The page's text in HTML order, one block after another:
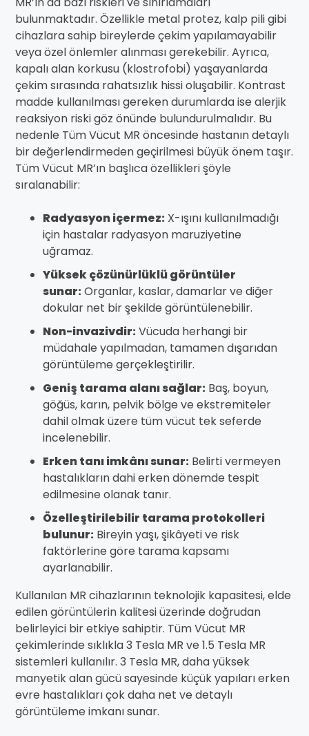
bulunmaktadır. Özellikle metal protez, kalp pili gibi
cihazlara sahip bireylerde çekim yapılamayabilir
veya özel önlemler alınması gerekebilir. Ayrıca,
kapalı alan korkusu (klostrofobi) yaşayanlarda
çekim sırasında rahatsızlık hissi oluşabilir. Kontrast
madde kullanılması gereken durumlarda ise alerjik
reaksiyon riski göz önünde bulundurulmalıdır. Bu
nedenle Tüm Vücut MR öncesinde hastanın detaylı
bir değerlendirmeden geçirilmesi büyük önem taşır.
Tüm Vücut MR’ın başlıca özellikleri şöyle
sıralanabilir:
Radyasyon içermez: X-ışını kullanılmadığı
için hastalar radyasyon maruziyetine
uğramaz.
Yüksek çözünürlüklü görüntüler
sunar:Organlar, kaslar, damarlar ve diğer
dokular net bir şekilde görüntülenebilir.
Non-invazivdir:Vücuda herhangi bir
müdahale yapılmadan, tamamen dışarıdan
görüntüleme gerçekleştirilir.
Geniş tarama alanı sağlar: Baş, boyun,
göğüs, karın, pelvik bölge ve ekstremiteler
dahil olmak üzere tüm vücut tek seferde
incelenebilir.
Erken tanı imkânı sunar: Belirti vermeyen
hastalıkların dahi erken dönemde tespit
edilmesine olanak tanır.
Özelleştirilebilir tarama protokolleri
bulunur: Bireyin yaşı, şikâyeti ve risk
faktörlerine göre tarama kapsamı
ayarlanabilir.
Kullanılan MR cihazlarının teknolojik kapasitesi, elde
edilen görüntülerin kalitesi üzerinde doğrudan
belirleyici bir etkiye sahiptir. Tüm Vücut MR
çekimlerinde sıklıkla 3 Tesla MR ve 1.5 Tesla MR
sistemleri kullanılır. 3 Tesla MR, daha yüksek
manyetik alan gücü sayesinde küçük yapıları erken
evre hastalıkları çok daha net ve detaylı
görüntüleme imkanı sunar.